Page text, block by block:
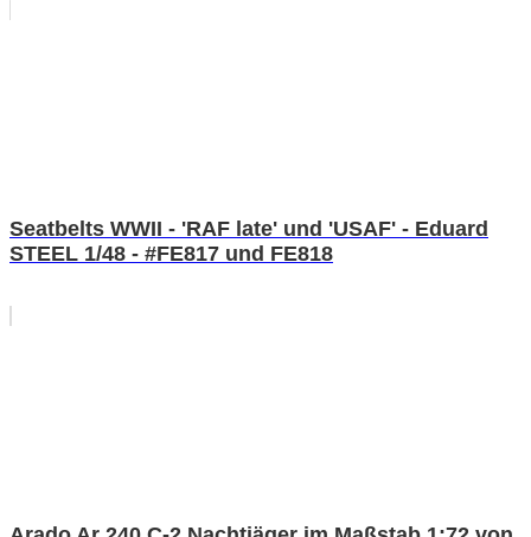
Seatbelts WWII - 'RAF late' und 'USAF' - Eduard
STEEL 1/48 - #FE817 und FE818